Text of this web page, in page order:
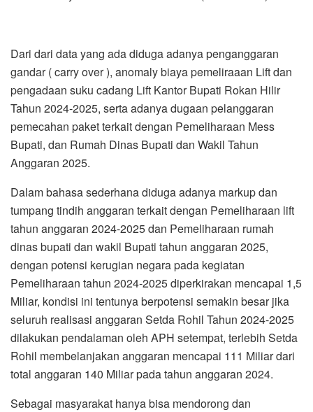
Dari dari data yang ada diduga adanya penganggaran
gandar ( carry over ), anomaly biaya pemeliraaan Lift dan
pengadaan suku cadang Lift Kantor Bupati Rokan Hilir
Tahun 2024-2025, serta adanya dugaan pelanggaran
pemecahan paket terkait dengan Pemeliharaan Mess
Bupati, dan Rumah Dinas Bupati dan Wakil Tahun
Anggaran 2025.
Dalam bahasa sederhana diduga adanya markup dan
tumpang tindih anggaran terkait dengan Pemeliharaan lift
tahun anggaran 2024-2025 dan Pemeliharaan rumah
dinas bupati dan wakil Bupati tahun anggaran 2025,
dengan potensi kerugian negara pada kegiatan
Pemeliharaan tahun 2024-2025 diperkirakan mencapai 1,5
Miliar, kondisi ini tentunya berpotensi semakin besar jika
seluruh realisasi anggaran Setda Rohil Tahun 2024-2025
dilakukan pendalaman oleh APH setempat, terlebih Setda
Rohil membelanjakan anggaran mencapai 111 Miliar dari
total anggaran 140 Miliar pada tahun anggaran 2024.
Sebagai masyarakat hanya bisa mendorong dan